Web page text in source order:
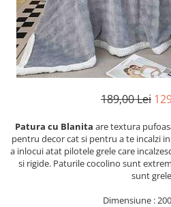
Cearceaf cu elastic
Cearceaf normal
Lenjerii De Pat Creponate
Lenjerii De Pat Bumbac Poplin 2
Persoane
Lenjerii De Pat Bumbac Poplin,
Lenjerii De Pat Bumbac Satinat 2
Persoane
Lenjerii De Pat Volanase
189,00 Lei
Patura cu Blanita are textura
pentru decor cat si pentru a te incalzi
a inlocui atat pilotele grele care
si rigide. Paturile cocolino sunt
sunt
Dimensiune :